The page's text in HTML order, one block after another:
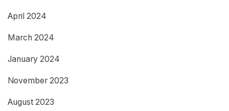
April 2024
March 2024
January 2024
November 2023
August 2023